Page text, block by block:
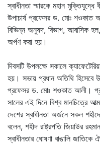
স্বাধীনতা স্মারকে মহান মুক্তিযুদ্ধে
উপাচার্য প্রফেসর ড. মোঃ শওকাত
বিভিন্ন অনুষদ, বিভাগ, আবাসিক
অর্পণ করা হয়।
দিবসটি উপলক্ষে সকালে
হয়। সভায় প্রধান অতিথি হিসেবে
প্রফেসর ড. মোঃ শওকাত আলী।
সালের এই দিনে বিশ্ব মানচিত্রে
দেশের স্বাধীনতা অর্জনে সকল
বলেন, শহীদ রাষ্ট্রপতি জিয়াউর
স্বাধীনতার ঘোষণা বাঙালি